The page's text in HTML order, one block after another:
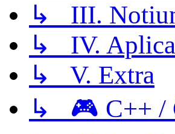
↳ III.
↳ IV.
↳ V. Extra
↳ 🎮 C++ /